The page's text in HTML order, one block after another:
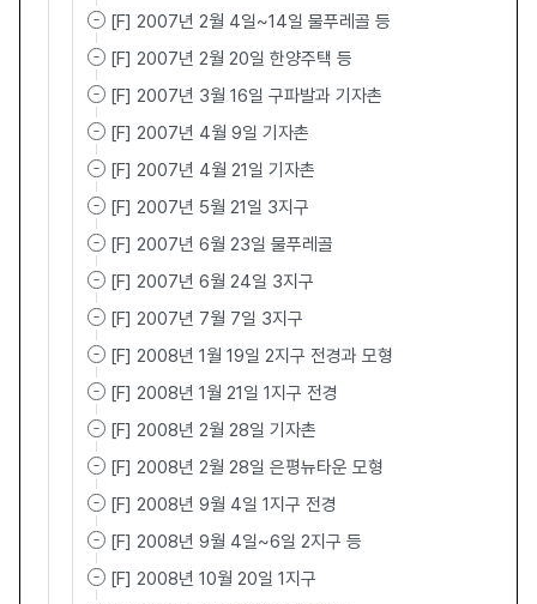
[F] 2007년 2월 4일~14일 물푸레골 등
[F] 2007년 2월 20일 한양주택 등
[F] 2007년 3월 16일 구파발과 기자촌
[F] 2007년 4월 9일 기자촌
[F] 2007년 4월 21일 기자촌
[F] 2007년 5월 21일 3지구
[F] 2007년 6월 23일 물푸레골
[F] 2007년 6월 24일 3지구
[F] 2007년 7월 7일 3지구
[F] 2008년 1월 19일 2지구 전경과 모형
[F] 2008년 1월 21일 1지구 전경
[F] 2008년 2월 28일 기자촌
[F] 2008년 2월 28일 은평뉴타운 모형
[F] 2008년 9월 4일 1지구 전경
[F] 2008년 9월 4일~6일 2지구 등
[F] 2008년 10월 20일 1지구